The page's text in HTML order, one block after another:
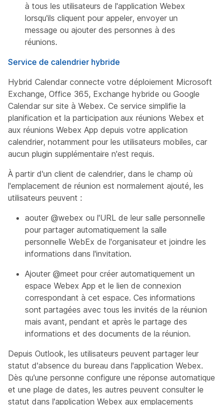
à tous les utilisateurs de l'application Webex
lorsqu'ils cliquent pour appeler, envoyer un
message ou ajouter des personnes à des
réunions.
Service de calendrier hybride
Hybrid Calendar connecte votre déploiement Microsoft
Exchange, Office 365, Exchange hybride ou Google
Calendar sur site à Webex. Ce service simplifie la
planification et la participation aux réunions Webex et
aux réunions Webex App depuis votre application
calendrier, notamment pour les utilisateurs mobiles, car
aucun plugin supplémentaire n'est requis.
À partir d'un client de calendrier, dans le champ où
l'emplacement de réunion est normalement ajouté, les
utilisateurs peuvent :
aouter @webex ou l'URL de leur salle personnelle
pour partager automatiquement la salle
personnelle WebEx de l'organisateur et joindre les
informations dans l'invitation.
Ajouter @meet pour créer automatiquement un
espace Webex App et le lien de connexion
correspondant à cet espace. Ces informations
sont partagées avec tous les invités de la réunion
mais avant, pendant et après le partage des
informations et des documents de la réunion.
Depuis Outlook, les utilisateurs peuvent partager leur
statut d'absence du bureau dans l'application Webex.
Dès qu'une personne configure une réponse automatique
et une plage de dates, les autres peuvent consulter le
statut dans l'application Webex aux emplacements